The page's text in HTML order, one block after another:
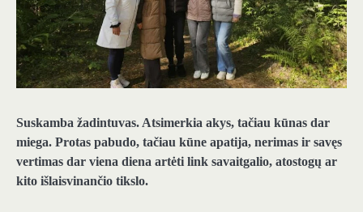
Suskamba žadintuvas. Atsimerkia akys, tačiau kūnas dar
miega. Protas pabudo, tačiau kūne apatija, nerimas ir savęs
vertimas dar viena diena artėti link savaitgalio, atostogų ar
kito išlaisvinančio tikslo.